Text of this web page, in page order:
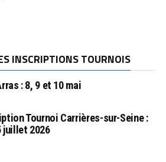
INSCRIPTIONS TOURNOIS
: 8, 9 et 10 mai
Tournoi Carrières-sur-Seine :
juillet 2026